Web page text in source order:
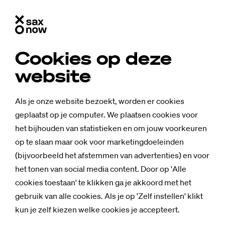
Cookies op deze
website
Als je onze website bezoekt, worden er cookies
geplaatst op je computer. We plaatsen cookies voor
het bijhouden van statistieken en om jouw voorkeuren
op te slaan maar ook voor marketingdoeleinden
(bijvoorbeeld het afstemmen van advertenties) en voor
het tonen van social media content. Door op 'Alle
cookies toestaan' te klikken ga je akkoord met het
gebruik van alle cookies. Als je op 'Zelf instellen' klikt
kun je zelf kiezen welke cookies je accepteert.
Nieuws